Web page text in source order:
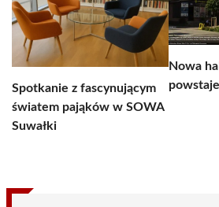
Spotkanie z fascynującym
światem pająków w SOWA
Suwałki
Nowa